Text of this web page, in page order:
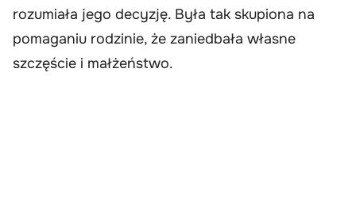
rozumiała jego decyzję. Była tak skupiona na
pomaganiu rodzinie, że zaniedbała własne
szczęście i małżeństwo.